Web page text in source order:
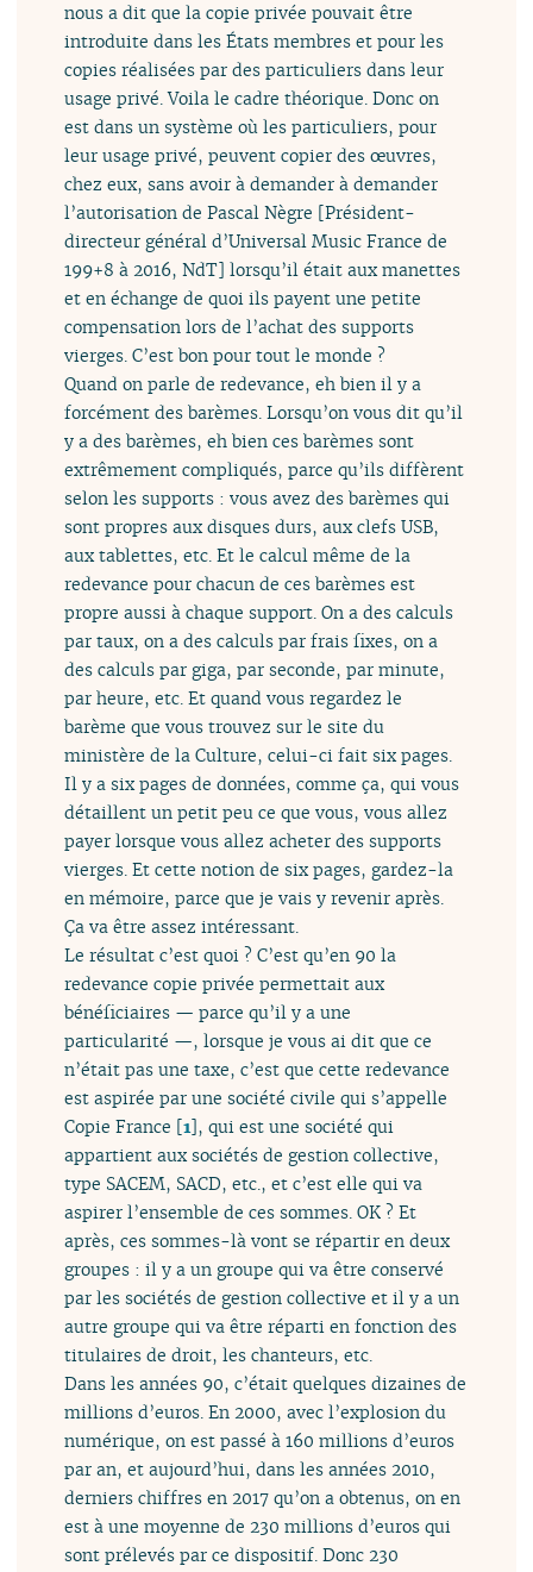
nous a dit que la copie privée pouvait être
introduite dans les États membres et pour les
copies réalisées par des particuliers dans leur
usage privé. Voila le cadre théorique. Donc on
est dans un système où les particuliers, pour
leur usage privé, peuvent copier des œuvres,
chez eux, sans avoir à demander à demander
l’autorisation de Pascal Nègre [Président-
directeur général d’Universal Music France de
199+8 à 2016, NdT] lorsqu’il était aux manettes
et en échange de quoi ils payent une petite
compensation lors de l’achat des supports
vierges. C’est bon pour tout le monde ?
Quand on parle de redevance, eh bien il y a
forcément des barèmes. Lorsqu’on vous dit qu’il
y a des barèmes, eh bien ces barèmes sont
extrêmement compliqués, parce qu’ils diffèrent
selon les supports : vous avez des barèmes qui
sont propres aux disques durs, aux clefs USB,
aux tablettes, etc. Et le calcul même de la
redevance pour chacun de ces barèmes est
propre aussi à chaque support. On a des calculs
par taux, on a des calculs par frais fixes, on a
des calculs par giga, par seconde, par minute,
par heure, etc. Et quand vous regardez le
barème que vous trouvez sur le site du
ministère de la Culture, celui-ci fait six pages.
Il y a six pages de données, comme ça, qui vous
détaillent un petit peu ce que vous, vous allez
payer lorsque vous allez acheter des supports
vierges. Et cette notion de six pages, gardez-la
en mémoire, parce que je vais y revenir après.
Ça va être assez intéressant.
Le résultat c’est quoi ? C’est qu’en 90 la
redevance copie privée permettait aux
bénéficiaires — parce qu’il y a une
particularité —, lorsque je vous ai dit que ce
n’était pas une taxe, c’est que cette redevance
est aspirée par une société civile qui s’appelle
Copie France [1], qui est une société qui
appartient aux sociétés de gestion collective,
type SACEM, SACD, etc., et c’est elle qui va
aspirer l’ensemble de ces sommes. OK ? Et
après, ces sommes-là vont se répartir en deux
groupes : il y a un groupe qui va être conservé
par les sociétés de gestion collective et il y a un
autre groupe qui va être réparti en fonction des
titulaires de droit, les chanteurs, etc.
Dans les années 90, c’était quelques dizaines de
millions d’euros. En 2000, avec l’explosion du
numérique, on est passé à 160 millions d’euros
par an, et aujourd’hui, dans les années 2010,
derniers chiffres en 2017 qu’on a obtenus, on en
est à une moyenne de 230 millions d’euros qui
sont prélevés par ce dispositif. Donc 230